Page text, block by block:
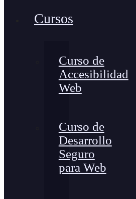
Cursos
Curso de
Accesibilidad
Web
Curso de
Desarrollo
Seguro
para Web